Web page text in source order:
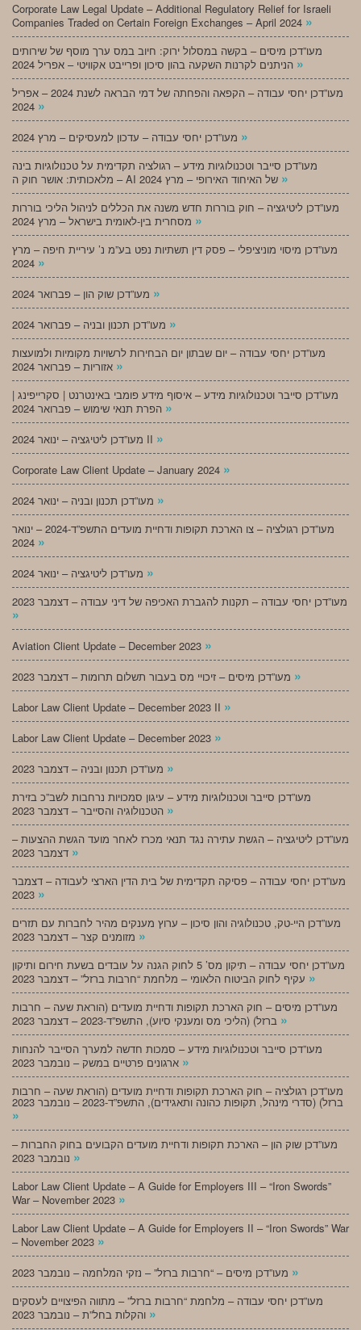
Corporate Law Legal Update – Additional Regulatory Relief for Israeli
Companies Traded on Certain Foreign Exchanges – April 2024 »
מעו”דכן מיסים – בקשה במסלול ירוק: חיוב במס ערך מוסף של שירותים
»
מעו”דכן יחסי עבודה – הקפאה והפחתה של דמי הבראה לשנת 2024 – אפריל
»
»
מעו”דכן סייבר וטכנולוגיות מידע – רגולציה תקדימית על טכנולוגיות בינה
»
מעו”דכן ליטיגציה – חוק בוררות חדש משנה את הכללים לניהול הליכי בוררות
»
מעו”דכן מיסוי מוניציפלי – פסק דין תשתיות נפט בע”מ נ’ עיריית חיפה – מרץ
»
»
»
מעו”דכן יחסי עבודה – יום שבתון יום הבחירות לרשויות מקומיות ולמועצות
»
מעו”דכן סייבר וטכנולוגיות מידע – איסוף מידע פומבי באינטרנט | סקרייפינג |
»
מעו”דכן ליטיגציה – ינואר 2024 II »
Corporate Law Client Update – January 2024 »
»
מעו”דכן רגולציה – צו הארכת תקופות ודחיית מועדים התשפ”ד-2024 – ינואר
»
»
מעו”דכן יחסי עבודה – תקנות להגברת האכיפה של דיני עבודה – דצמבר 2023
»
Aviation Client Update – December 2023 »
»
Labor Law Client Update – December 2023 II »
Labor Law Client Update – December 2023 »
»
מעו”דכן סייבר וטכנולוגיות מידע – עיגון סמכויות נרחבות לשב”כ בזירת
»
מעו”דכן ליטיגציה – הגשת עתירה נגד תנאי מכרז לאחר מועד הגשת ההצעות –
»
מעו”דכן יחסי עבודה – פסיקה תקדימית של בית הדין הארצי לעבודה – דצמבר
»
מעו”דכן היי-טק, טכנולוגיה והון סיכון – ערוץ מענקים מהיר לחברות עם תזרים
»
מעו”דכן יחסי עבודה – תיקון מס’ 5 לחוק הגנה על עובדים בשעת חירום ותיקון
»
מעו”דכן מיסים – חוק הארכת תקופות ודחיית מועדים (הוראת שעה – חרבות
»
מעו”דכן סייבר וטכנולוגיות מידע – סמכות חדשה למערך הסייבר להנחות
»
מעו”דכן רגולציה – חוק הארכת תקופות ודחיית מועדים (הוראת שעה – חרבות
ברזל) (סדרי מינהל, תקופות כהונה ותאגידים), התשפ”ד-2023 – נובמבר 2023
»
מעו”דכן שוק הון – הארכת תקופות ודחיית מועדים הקבועים בחוק החברות –
»
Labor Law Client Update – A Guide for Employers III – “Iron Swords”
War – November 2023 »
Labor Law Client Update – A Guide for Employers II – “Iron Swords” War
– November 2023 »
»
מעו”דכן יחסי עבודה – מלחמת “חרבות ברזל” – מתווה הפיצויים לעסקים
»